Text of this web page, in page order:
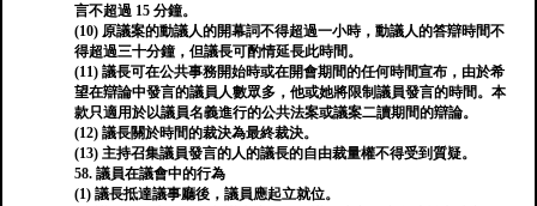
言不超過 15 分鐘。
(10) 原議案的動議人的開幕詞不得超過一小時，動議人的答辯時間不
得超過三十分鐘，但議長可酌情延長此時間。
(11) 議長可在公共事務開始時或在開會期間的任何時間宣布，由於希
望在辯論中發言的議員人數眾多，他或她將限制議員發言的時間。本
款只適用於以議員名義進行的公共法案或議案二讀期間的辯論。
(12) 議長關於時間的裁決為最終裁決。
(13) 主持召集議員發言的人的議長的自由裁量權不得受到質疑。
58. 議員在議會中的行為
(1) 議長抵達議事廳後，議員應起立就位。